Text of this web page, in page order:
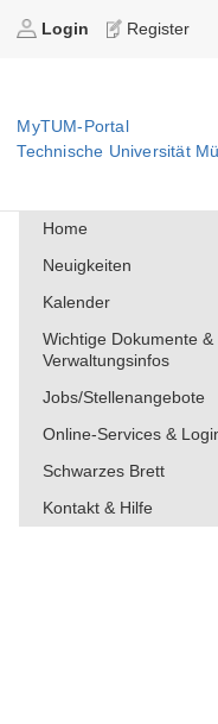
Login Register
MyTUM-Portal
Technische Universität
Home
Neuigkeiten
Kalender
Wichtige Dokumente &
Verwaltungsinfos
Jobs/Stellenangebote
Online-Services &
Schwarzes Brett
Kontakt & Hilfe